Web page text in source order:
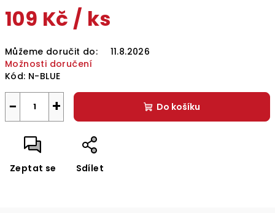
109 Kč / ks
cena:
Můžeme doručit do:
11.8.2026
Možnosti doručení
Kód: N-BLUE
+
− Do košíku
Zeptat se Sdílet